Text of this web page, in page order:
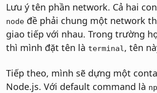
Lưu ý tên phần network. Cả hai
node đề phải chung một network
giao tiếp với nhau. Trong trường
thì mình đặt tên là terminal, tên
Tiếp theo, mình sẽ dựng một
Node.js. Với default command là